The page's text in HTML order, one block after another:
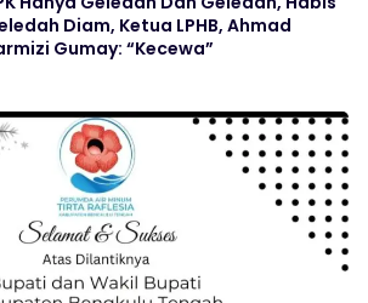
Diam, Ketua LPHB, Ahmad
Gumay: “Kecewa”